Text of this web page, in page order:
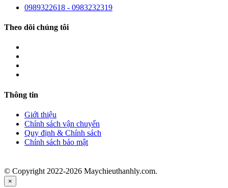
0989322618 - 0983232319
Theo dõi chúng tôi
Thông tin
Giới thiệu
Chính sách vận chuyển
Quy định & Chính sách
Chính sách bảo mật
© Copyright 2022-2026 Maychieuthanhly.com.
×